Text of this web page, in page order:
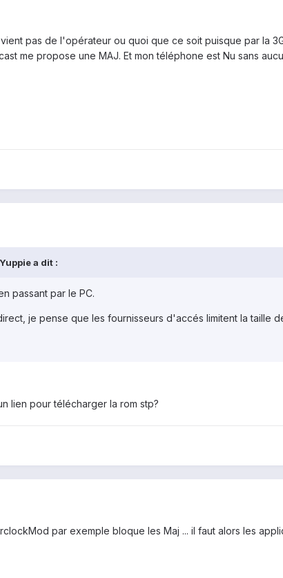
pas de l'opérateur ou quoi que ce soit puisque par la
me propose une MAJ. Et mon téléphone est Nu sans
a dit :
passant par le PC.
je pense que les fournisseurs d'accés limitent la
lien pour télécharger la rom stp?
par exemple bloque les Maj ... il faut alors les